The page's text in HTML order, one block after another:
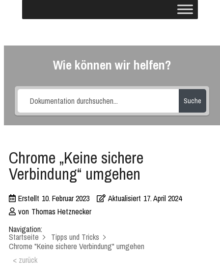
Wie können wir helfen?
Suche
Chrome „Keine sichere
Verbindung“ umgehen
Erstellt 10. Februar 2023 Aktualisiert 17. April 2024
von Thomas Hetznecker
Navigation:
Startseite
Tipps und Tricks
Chrome "Keine sichere Verbindung" umgehen
< zurück